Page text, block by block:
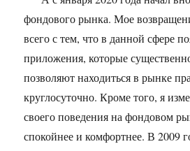
фондового рынка. Мое
всего с тем, что в данной сфере
приложения, которые
позволяют находиться в рынке
круглосуточно. Кроме того, я
своего поведения на фондовом
спокойнее и комфортнее. В 2009